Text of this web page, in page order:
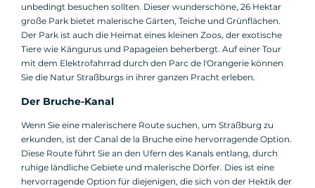
unbedingt besuchen sollten. Dieser wunderschöne, 26 Hektar
große Park bietet malerische Gärten, Teiche und Grünflächen.
Der Park ist auch die Heimat eines kleinen Zoos, der exotische
Tiere wie Kängurus und Papageien beherbergt. Auf einer Tour
mit dem Elektrofahrrad durch den Parc de l'Orangerie können
Sie die Natur Straßburgs in ihrer ganzen Pracht erleben.
Der Bruche-Kanal
Wenn Sie eine malerischere Route suchen, um Straßburg zu
erkunden, ist der Canal de la Bruche eine hervorragende Option.
Diese Route führt Sie an den Ufern des Kanals entlang, durch
ruhige ländliche Gebiete und malerische Dörfer. Dies ist eine
hervorragende Option für diejenigen, die sich von der Hektik der